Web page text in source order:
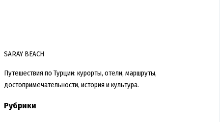
SARAY BEACH
Путешествия по Турции: курорты, отели, маршруты,
достопримечательности, история и культура.
Рубрики